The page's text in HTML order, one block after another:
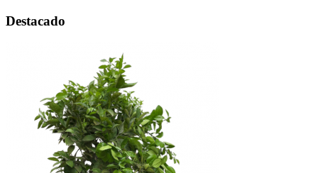
Destacado